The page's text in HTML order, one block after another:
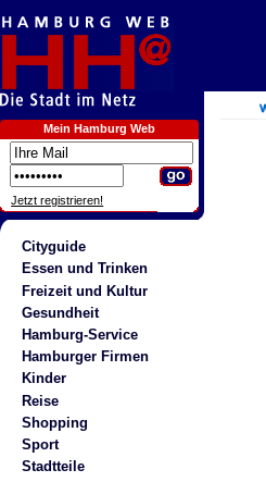
Mein Hamburg Web
Jetzt registrieren!
Cityguide
Essen und Trinken
Freizeit und Kultur
Gesundheit
Hamburg-Service
Hamburger Firmen
Kinder
Reise
Shopping
Sport
Stadtteile